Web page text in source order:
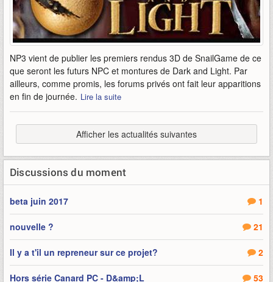
NP3 vient de publier les premiers rendus 3D de SnailGame de ce
que seront les futurs NPC et montures de Dark and Light. Par
ailleurs, comme promis, les forums privés ont fait leur apparitions
en fin de journée. Lire la suite
Afficher les actualités suivantes
Discussions du moment
1
beta juin 2017
21
nouvelle ?
2
Il y a t'il un repreneur sur ce projet?
53
Hors série Canard PC - D&amp;L